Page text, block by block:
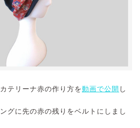
テリーナ赤の作り方を動画で公開 し
グに先の赤の残りをベルトにしまし